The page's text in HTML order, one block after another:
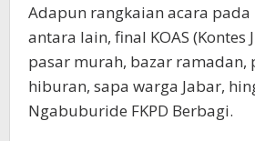
Adapun rangkaian acara pada
antara lain, final KOAS (Kontes
pasar murah, bazar ramadan,
hiburan, sapa warga Jabar,
Ngabuburide FKPD Berbagi.